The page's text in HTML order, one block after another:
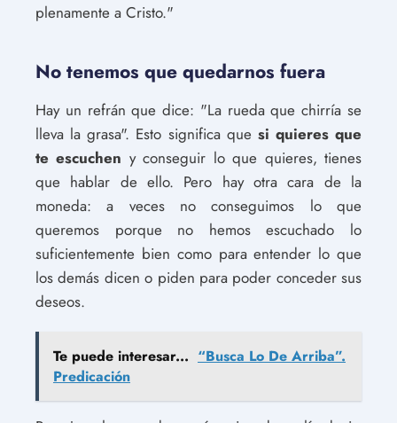
plenamente a Cristo."
No tenemos que quedarnos fuera
Hay un refrán que dice: "La rueda que chirría se
lleva la grasa". Esto significa que si quieres que
te escuchen y conseguir lo que quieres, tienes
que hablar de ello. Pero hay otra cara de la
moneda: a veces no conseguimos lo que
queremos porque no hemos escuchado lo
suficientemente bien como para entender lo que
los demás dicen o piden para poder conceder sus
deseos.
Te puede interesar... “Busca Lo De Arriba”.
Predicación